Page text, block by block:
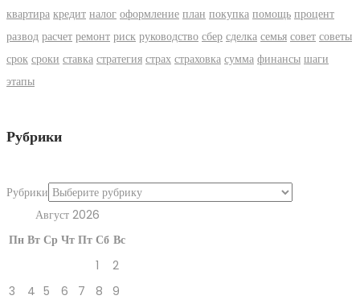
квартира кредит налог оформление план покупка помощь процент
развод расчет ремонт риск руководство сбер сделка семья совет советы
срок сроки ставка стратегия страх страховка сумма финансы шаги
этапы
Рубрики
Рубрики
Август 2026
Пн Вт Ср Чт Пт Сб Вс
1
2
3
4 5 6 7 8
9